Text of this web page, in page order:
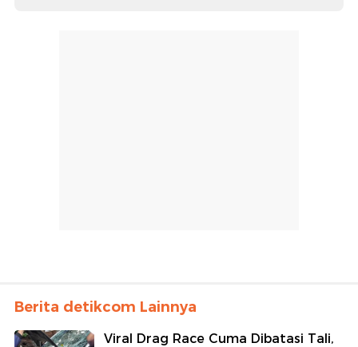
Berita detikcom Lainnya
Viral Drag Race Cuma Dibatasi Tali,